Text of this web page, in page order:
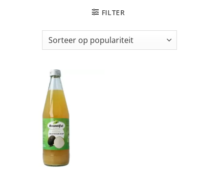
FILTER